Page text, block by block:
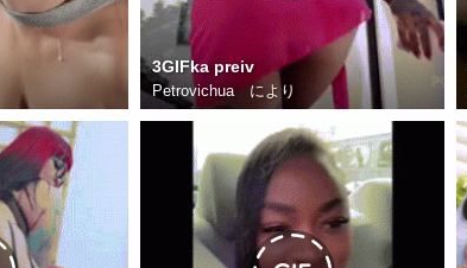
3GIFka preiv
Petrovichuaにより